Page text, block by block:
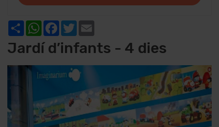
Share WhatsAppFacebook
Twitter
Jardí d’infants - 4 dies